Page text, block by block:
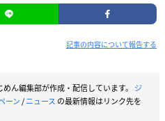
記事の内容について報告する
めん編集部が作成・配信しています。 ジ
ーン/ニュース の最新情報はリンク先を